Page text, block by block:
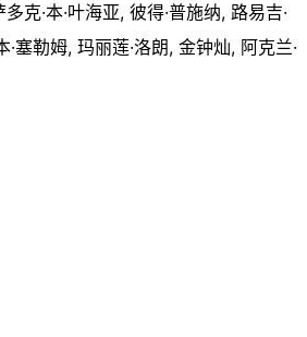
·本·叶海亚, 彼得·普施纳, 路易吉·
勒姆, 玛丽莲·洛朗, 金钟灿, 阿克兰·